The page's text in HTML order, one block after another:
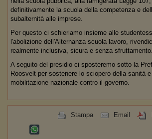
definitivamente la scuola della competenza e
subalternità alle imprese.
Per questo ci schieriamo insieme alle
l'abolizione dell'Alternanza scuola lavoro,
realmente inclusiva, sicura e senza sfruttamento.
A seguito del presidio ci sposteremo sotto la
Roosvelt per sostenere lo sciopero della sanità
mobilitazione nazionale contro il governo.
Stampa Email